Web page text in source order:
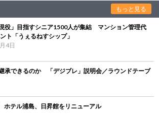
もっと見る
現役」目指すシニア1500人が集結 マンション管理代
ト「うぇるねすシップ」
4日
承できるのか 「デジブレ」説明会／ラウンドテーブ
テル浦島、日昇館をリニューアル